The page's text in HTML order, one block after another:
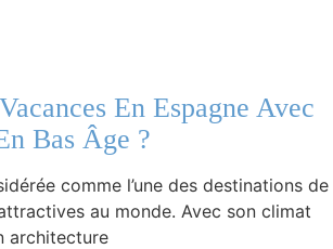
En Espagne Avec
Bas Âge ?
comme l’une des destinations de
au monde. Avec son climat
architecture